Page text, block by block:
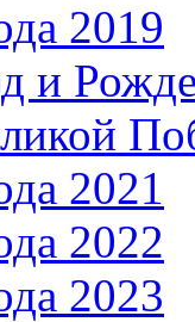
2019
и
2021
2022
2023